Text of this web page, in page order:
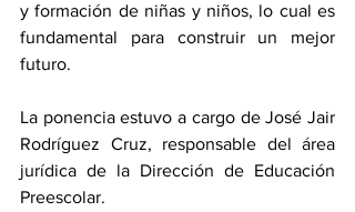
y formación de niñas y niños, lo cual es
fundamental para construir un mejor
futuro.
La ponencia estuvo a cargo de José Jair
Rodríguez Cruz, responsable del área
jurídica de la Dirección de Educación
Preescolar.